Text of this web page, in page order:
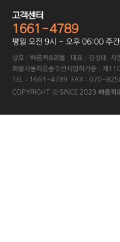
고객센터
1661-4789
평일 오전 9시 - 오후 06:00 주
상호 : 빠름퀵&화물 대표 : 김성태
화물자동차운송주선사업허가증 : 제
TEL : 1661-4789 FAX : 070-
COPYRIGHT ⓒ SINCE 2023 빠름퀵&